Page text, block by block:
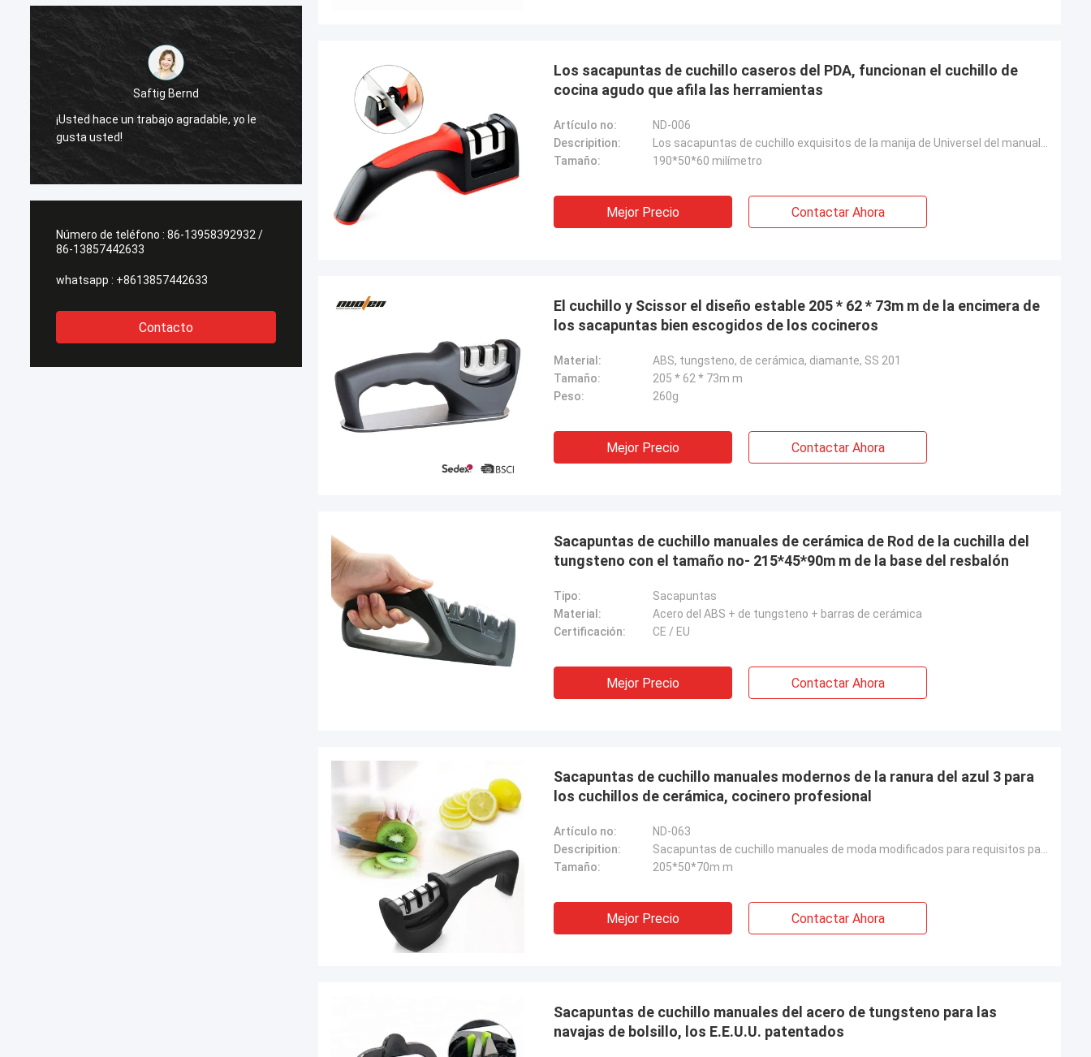
Saftig Bernd
¡Usted hace un trabajo agradable, yo le
gusta usted!
Melia de Chris
¡Ahora, solamente Norton, ninguna
necesidad el otro proveedor!
Número de teléfono : 86-13958392932 /
86-13857442633
whatsapp : +8613857442633
Contacto
Los sacapuntas de cuchillo caseros del PDA, funcionan el cuchillo de
cocina agudo que afila las herramientas
Artículo no:
ND-006
Descripition:
Tamaño:
190*50*60 milímetro
Mejor Precio Contactar Ahora
El cuchillo y Scissor el diseño estable 205 * 62 * 73m m de la encimera de
los sacapuntas bien escogidos de los cocineros
Material:
ABS, tungsteno, de cerámica, diamante, SS 201
Tamaño:
205 * 62 * 73m m
Peso:
260g
Mejor Precio Contactar Ahora
Sacapuntas de cuchillo manuales de cerámica de Rod de la cuchilla del
tungsteno con el tamaño no- 215*45*90m m de la base del resbalón
Tipo:
Sacapuntas
Material:
Acero del ABS + de tungsteno + barras de cerámica
Certificación:
CE / EU
Mejor Precio Contactar Ahora
Sacapuntas de cuchillo manuales modernos de la ranura del azul 3 para
los cuchillos de cerámica, cocinero profesional
Artículo no:
ND-063
Descripition:
Tamaño:
205*50*70m m
Mejor Precio Contactar Ahora
Sacapuntas de cuchillo manuales del acero de tungsteno para las
navajas de bolsillo, los E.E.U.U. patentados